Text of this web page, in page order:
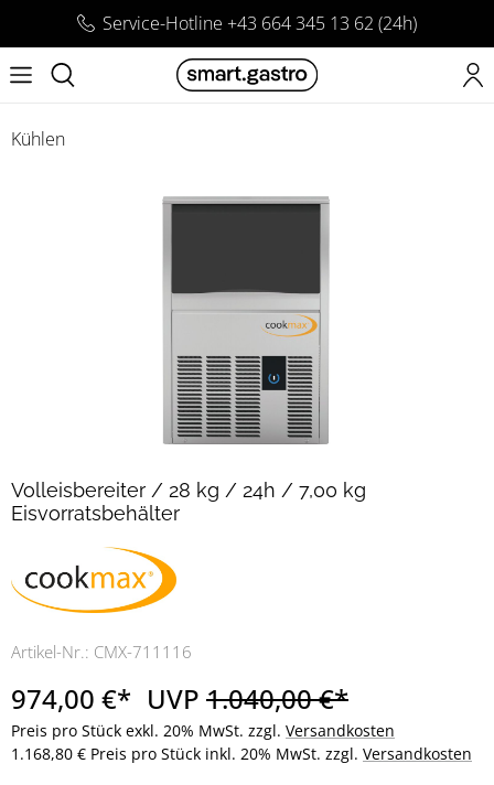
Service-Hotline +43 664 345 13 62 (24h)
Kühlen
Volleisbereiter / 28 kg / 24h / 7,00 kg
Eisvorratsbehälter
Artikel-Nr.: CMX-711116
974,00 €* UVP 1.040,00 €*
Preis pro Stück exkl. 20% MwSt. zzgl. Versandkosten
1.168,80 € Preis pro Stück inkl. 20% MwSt. zzgl. Versandkosten